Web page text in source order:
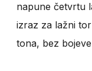
napune četvrtu
izraz za lažni
tona, bez